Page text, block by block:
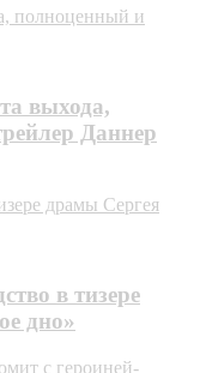
полноценный и
выхода,
Даннер
драмы Сергея
в тизере
дно»
с героиней-